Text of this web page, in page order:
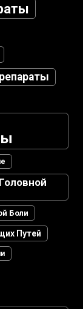
Боли
Путей